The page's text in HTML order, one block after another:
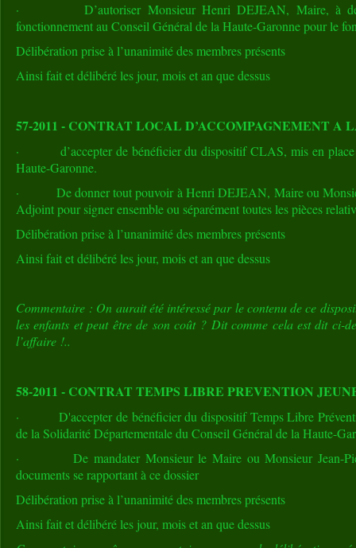
· D’autoriser Monsieur Henri DEJEAN, Maire, à
fonctionnement au Conseil Général de la Haute-Garonne pour le
Délibération prise à l’unanimité des membres présents
Ainsi fait et délibéré les jour, mois et an que dessus
57-2011 - CONTRAT LOCAL D’ACCOMPAGNEMENT A
· d’accepter de bénéficier du dispositif CLAS, mis en place
Haute-Garonne.
· De donner tout pouvoir à Henri DEJEAN, Maire ou
Adjoint pour signer ensemble ou séparément toutes les pièces
Délibération prise à l’unanimité des membres présents
Ainsi fait et délibéré les jour, mois et an que dessus
Commentaire : On aurait été intéressé par le contenu de ce
les enfants et peut être de son coût ? Dit comme cela est dit ci-
l’affaire !..
58-2011 - CONTRAT TEMPS LIBRE PREVENTION
· D'accepter de bénéficier du dispositif Temps Libre
de la Solidarité Départementale du Conseil Général de la Haute-
· De mandater Monsieur le Maire ou Monsieur Jean-
documents se rapportant à ce dossier
Délibération prise à l’unanimité des membres présents
Ainsi fait et délibéré les jour, mois et an que dessus